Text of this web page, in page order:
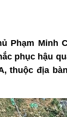
Phạm Minh
phục hậu
thuộc địa